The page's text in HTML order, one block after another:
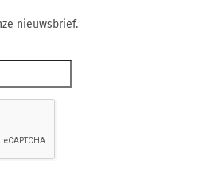
nieuwsbrief.